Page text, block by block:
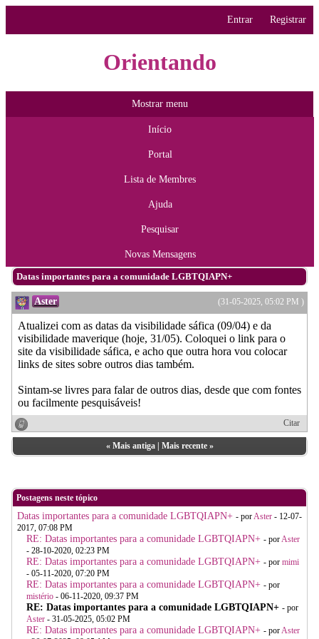
Entrar Registrar
Orientando
Mostrar menu
Início
Portal
Lista de Membres
Ajuda
Pesquisar
Novas Mensagens
Datas importantes para a comunidade LGBTQIAPN+
(31-05-2025, 05:02 PM )
Aster
Atualizei com as datas da visibilidade sáfica (09/04) e da
visibilidade maverique (hoje, 31/05). Coloquei o link para o
site da visibilidade sáfica, e acho que outra hora vou colocar
links de sites sobre outros dias também.
Sintam-se livres para falar de outros dias, desde que com fontes
ou facilmente pesquisáveis!
Citar
« Mais antiga| Mais recente»
Postagens neste tópico
Datas importantes para a comunidade LGBTQIAPN+ - porAster - 12-07-
2017, 07:08 PM
RE: Datas importantes para a comunidade LGBTQIAPN+ - porAster
- 28-10-2020, 02:23 PM
RE: Datas importantes para a comunidade LGBTQIAPN+ - por mimi
- 05-11-2020, 07:20 PM
RE: Datas importantes para a comunidade LGBTQIAPN+ - por
mistério - 06-11-2020, 09:37 PM
RE: Datas importantes para a comunidade LGBTQIAPN+ - por
Aster - 31-05-2025, 05:02 PM
RE: Datas importantes para a comunidade LGBTQIAPN+ - porAster